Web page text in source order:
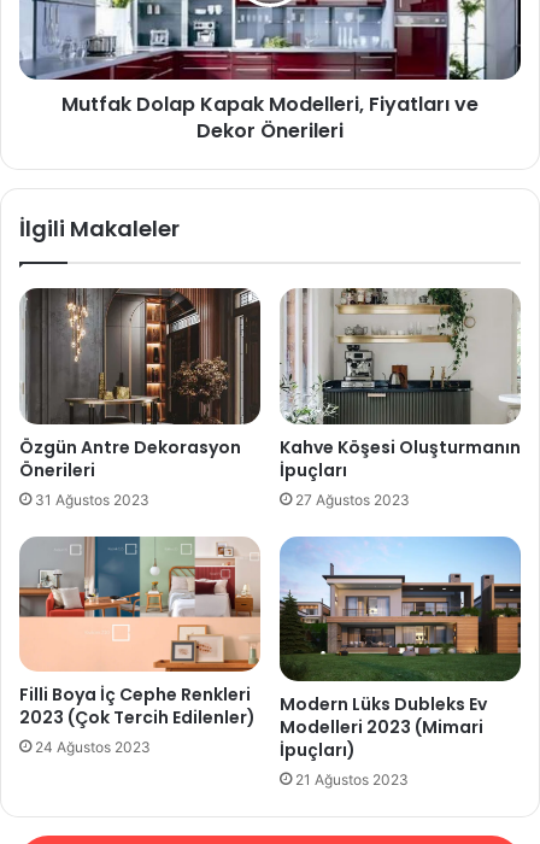
Mutfak Dolap Kapak Modelleri, Fiyatları ve
Dekor Önerileri
İlgili Makaleler
Özgün Antre Dekorasyon
Önerileri
31 Ağustos 2023
Kahve Köşesi Oluşturmanın
İpuçları
27 Ağustos 2023
Filli Boya İç Cephe Renkleri
2023 (Çok Tercih Edilenler)
24 Ağustos 2023
Modern Lüks Dubleks Ev
Modelleri 2023 (Mimari
İpuçları)
21 Ağustos 2023